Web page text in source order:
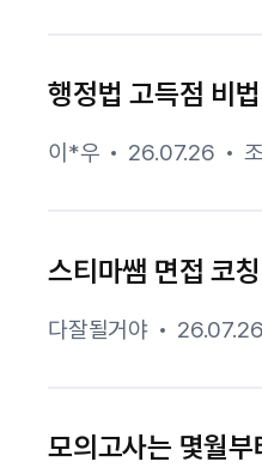
행정법 고득점 비
이*우 26.07.26
스티마쌤 면접 코칭
다잘될거야 26.07.26
모의고사는 몇월